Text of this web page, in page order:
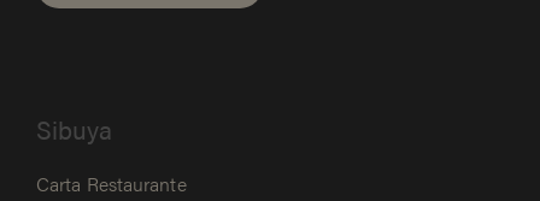
Sibuya
Carta Restaurante